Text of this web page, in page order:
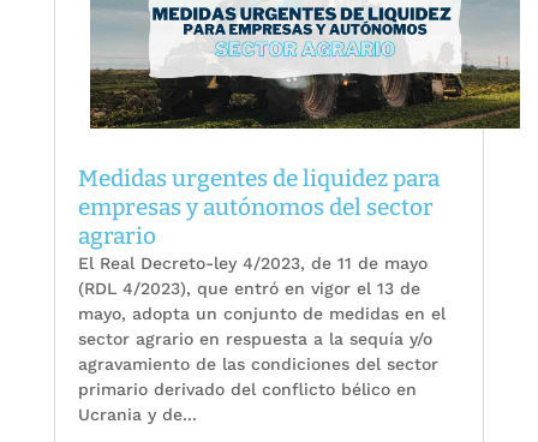
Medidas urgentes de liquidez para
empresas y autónomos del sector
agrario
El Real Decreto-ley 4/2023, de 11 de mayo
(RDL 4/2023), que entró en vigor el 13 de
mayo, adopta un conjunto de medidas en el
sector agrario en respuesta a la sequía y/o
agravamiento de las condiciones del sector
primario derivado del conflicto bélico en
Ucrania y de...